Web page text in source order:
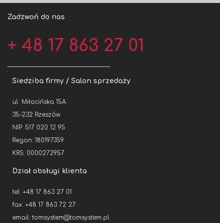
Zadzwoń do nas
+ 48 17 863 27 01
Siedziba firmy / Salon sprzedaży
ul. Miłocińska 15A
35-232 Rzeszów
NIP: 517 020 12 95
Regon: 180197359
KRS: 0000272957
Dział obsługi klienta
tel: +48 17 863 27 01
fax: +48 17 863 72 27
email: tomsystem@tomsystem.pl